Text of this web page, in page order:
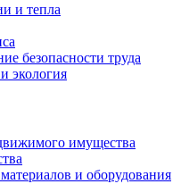
и тепла
безопасности труда
экология
имущества
и оборудования